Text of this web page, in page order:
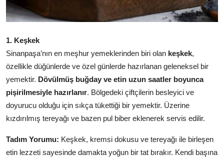
Popüler Kültür & Mutfak Tarihi
Anne & Bebek Beslenmesi
Mutfak Sırları & Teknikler
Gıda Sözlüğü & Nedir?
Yemek Tarifleri & Menüler
1. Keşkek
Sinanpaşa’nın en meşhur yemeklerinden biri olan keşkek,
özellikle düğünlerde ve özel günlerde hazırlanan geleneksel bir
yemektir. Dövülmüş buğday ve etin uzun saatler boyunca
pişirilmesiyle hazırlanır. Bölgedeki çiftçilerin besleyici ve
doyurucu olduğu için sıkça tükettiği bir yemektir. Üzerine
kızdırılmış tereyağı ve bazen pul biber eklenerek servis edilir.
Tadım Yorumu: Keşkek, kremsi dokusu ve tereyağı ile birleşen
etin lezzeti sayesinde damakta yoğun bir tat bırakır. Kendi başına